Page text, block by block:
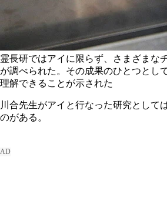
霊長研ではアイに限らず、さまざまな
が調べられた。その成果のひとつとし
理解できることが示された
川合先生がアイと行なった研究として
のがある。